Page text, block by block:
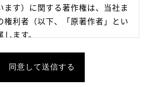
ます）に関する著作権は、当社ま
権利者（以下、「原著作者」とい
します。
サイトに掲載しております情報